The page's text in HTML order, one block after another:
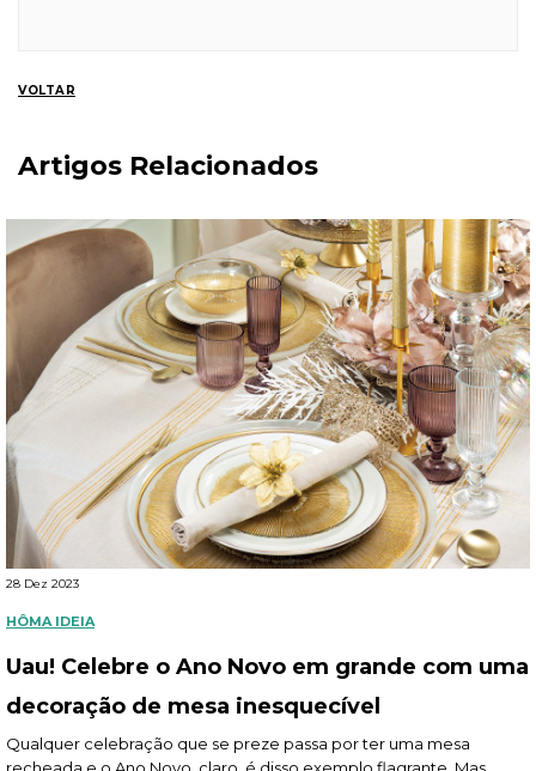
VOLTAR
Artigos Relacionados
28 Dez 2023
HÔMA IDEIA
Uau! Celebre o Ano Novo em grande com uma
decoração de mesa inesquecível
Qualquer celebração que se preze passa por ter uma mesa